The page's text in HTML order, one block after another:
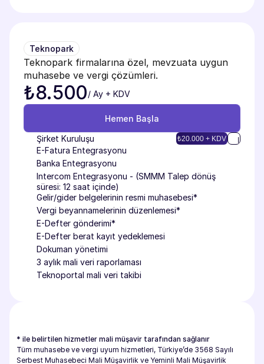
Teknopark
Teknopark firmalarına özel, mevzuata uygun
muhasebe ve vergi çözümleri.
₺8.500/ Ay + KDV
Hemen Başla
Hemen Başla
Şirket Kuruluşu ₺20.000 + KDV
E-Fatura Entegrasyonu
Banka Entegrasyonu
Intercom Entegrasyonu - (SMMM Talep dönüş
süresi: 12 saat içinde)
Gelir/gider belgelerinin resmi muhasebesi*
Vergi beyannamelerinin düzenlemesi*
E-Defter gönderimi*
E-Defter berat kayıt yedeklemesi
Dokuman yönetimi
3 aylık mali veri raporlaması
Teknoportal mali veri takibi
* ile belirtilen hizmetler mali müşavir tarafından sağlanır
Tüm muhasebe ve vergi uyum hizmetleri, Türkiye’de 3568 Sayılı
Serbest Muhasebeci Mali Müşavirlik ve Yeminli Mali Müşavirlik